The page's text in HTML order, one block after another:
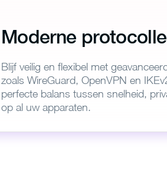
Nadat
Moderne
Blijf veilig en flexibel met
zoals WireGuard, OpenVPN en
perfecte balans tussen snelheid,
op al uw apparaten.